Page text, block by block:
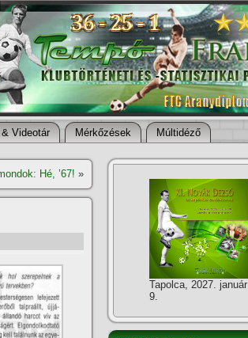
Videotár Mérkőzések Múltidéző
Hé, ’67! »
Tapolca, 2027. január
9.